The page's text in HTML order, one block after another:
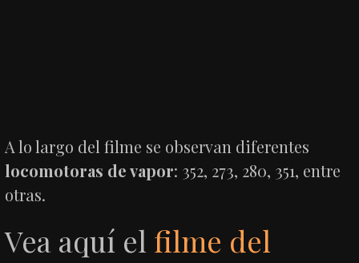
A lo largo del filme se observan diferentes
locomotoras de vapor: 352, 273, 280, 351, entre
otras.
Vea aquí el filme del